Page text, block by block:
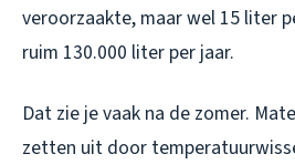
veroorzaakte, maar wel 15 liter
ruim 130.000 liter per jaar.
Dat zie je vaak na de zomer.
zetten uit door